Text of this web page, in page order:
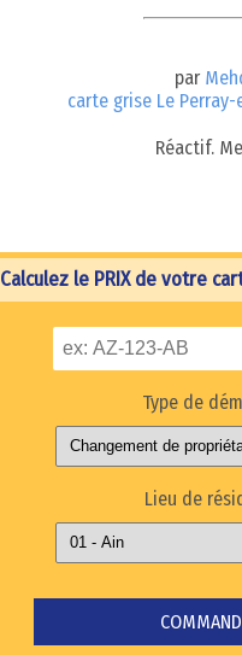
par
carte grise Le
Réactif.
Calculez le PRIX de votre
Type de
Lieu de